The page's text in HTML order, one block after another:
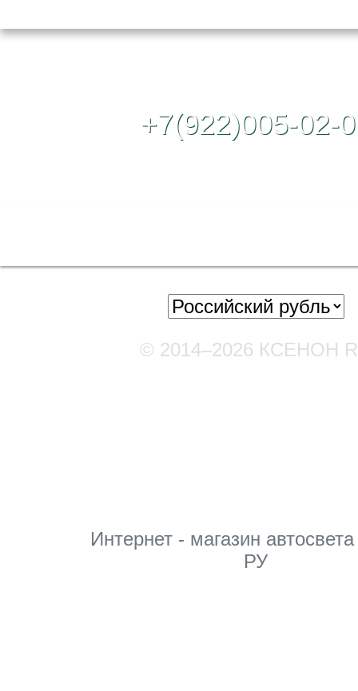
+7(922)005-02-
© 2014–2026 КСЕНОН
Интернет - магазин
РУ